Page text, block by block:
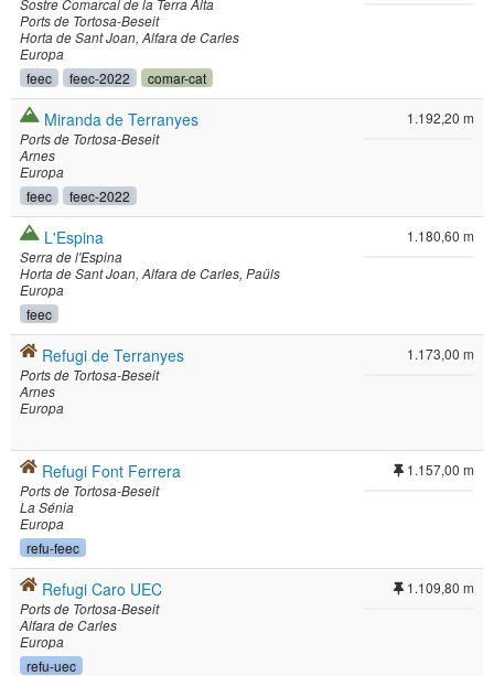
Sostre Comarcal de la Terra Alta
Ports de Tortosa-Beseit
Horta de Sant Joan Alfara de Carles
Europa
feec feec-2022 comar-cat
Miranda de Terranyes
Ports de Tortosa-Beseit
Arnes
Europa
feec feec-2022
1.192,20 m
L'Espina
Serra de l'Espina
Horta de Sant Joan Alfara de Carles Paüls
Europa
feec
1.180,60 m
Refugi de Terranyes
Ports de Tortosa-Beseit
Arnes
Europa
1.173,00 m
Refugi Font Ferrera
Ports de Tortosa-Beseit
La Sénia
Europa
refu-feec
1.157,00 m
Refugi Caro UEC
Ports de Tortosa-Beseit
Alfara de Carles
Europa
refu-uec
1.109,80 m